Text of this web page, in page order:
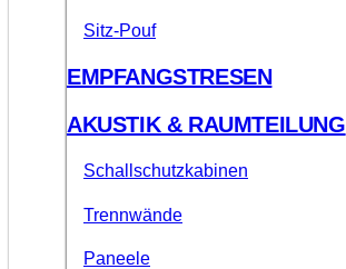
Sitz-Pouf
EMPFANGSTRESEN
AKUSTIK & RAUMTEILUNG
Schallschutzkabinen
Trennwände
Paneele